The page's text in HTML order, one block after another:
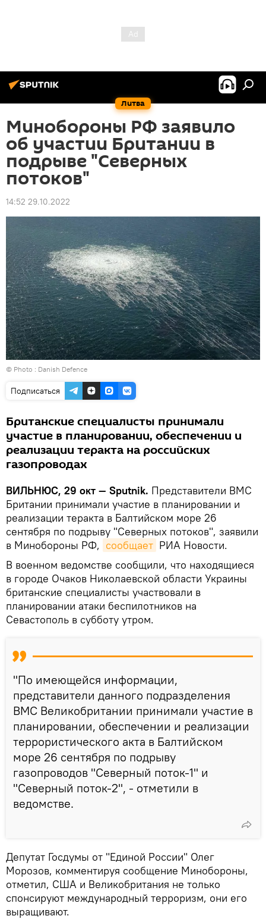
Литва
Минобороны РФ заявило
об участии Британии в
подрыве "Северных
потоков"
14:52 29.10.2022
© Photo : Danish Defence
Подписаться
Британские специалисты принимали
участие в планировании, обеспечении и
реализации теракта на российских
газопроводах
ВИЛЬНЮС, 29 окт — Sputnik. Представители ВМС
Британии принимали участие в планировании и
реализации теракта в Балтийском море 26
сентября по подрыву "Северных потоков", заявили
в Минобороны РФ, сообщает РИА Новости.
В военном ведомстве сообщили, что находящиеся
в городе Очаков Николаевской области Украины
британские специалисты участвовали в
планировании атаки беспилотников на
Севастополь в субботу утром.
"По имеющейся информации,
представители данного подразделения
ВМС Великобритании принимали участие в
планировании, обеспечении и реализации
террористического акта в Балтийском
море 26 сентября по подрыву
газопроводов "Северный поток-1" и
"Северный поток-2", - отметили в
ведомстве.
Депутат Госдумы от "Единой России" Олег
Морозов, комментируя сообщение Минобороны,
отметил, США и Великобритания не только
спонсируют международный терроризм, они его
выращивают.